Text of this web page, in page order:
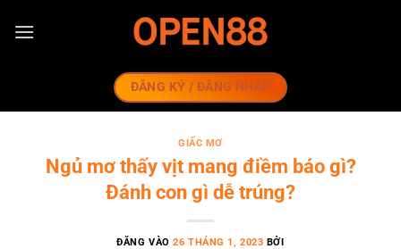
qua
ĐĂNG KÝ / ĐĂNG NHẬP
GIẤC MƠ
Ngủ mơ thấy vịt mang điềm báo gì?
Đánh con gì dễ trúng?
ĐĂNG VÀO26 THÁNG 1, 2023 BỞI